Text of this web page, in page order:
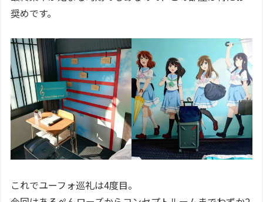
奨めです。
これでユーフォ巡礼は4度目。